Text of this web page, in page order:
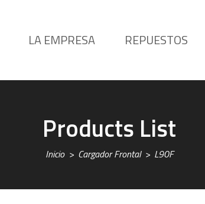
LA EMPRESA REPUESTOS
Products List
Inicio Cargador Frontal L90F